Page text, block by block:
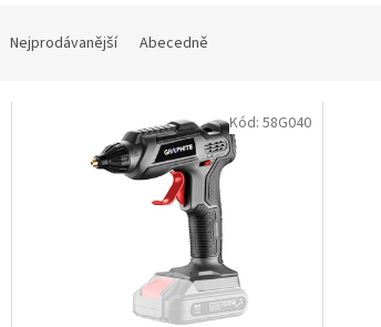
Nejprodávanější Abecedně
Kód: 58G040